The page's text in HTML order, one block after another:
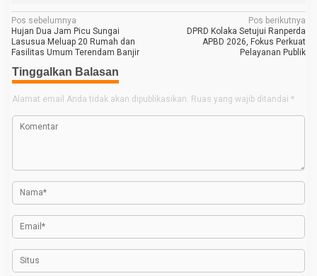
N
a
v
i
g
a
p
o
s
Pos sebelumnya
Hujan Dua Jam Picu Sungai
Lasusua Meluap 20 Rumah dan
Fasilitas Umum Terendam Banjir
Pos berikutnya
DPRD Kolaka Setujui Ranperda
APBD 2026, Fokus Perkuat
Pelayanan Publik
Tinggalkan Balasan
Alamat email Anda tidak akan dipublikasikan. Ruas yang wajib ditandai *